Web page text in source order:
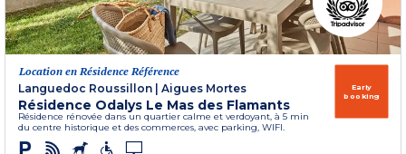
Location en Résidence Référence
Languedoc Roussillon | Aigues Mortes
Résidence Odalys Le Mas des Flamants
Résidence rénovée dans un quartier calme et verdoyant, à 5 min
du centre historique et des commerces, avec parking, WIFI.
Early
booking